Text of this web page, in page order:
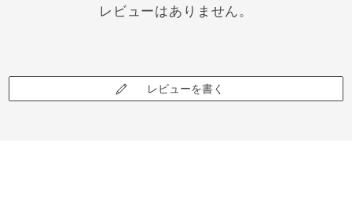
レビューはありません。
レビューを書く